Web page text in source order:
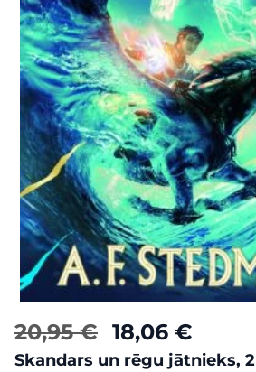
20,95 € 18,06 €
Skandars un rēgu jātnieks, 2